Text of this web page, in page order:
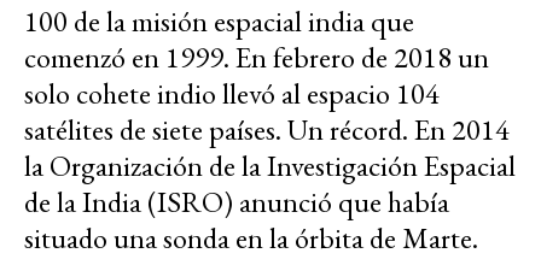
100 de la misión espacial india que
comenzó en 1999. En febrero de 2018 un
solo cohete indio llevó al espacio 104
satélites de siete países. Un récord. En 2014
la Organización de la Investigación Espacial
de la India (ISRO) anunció que había
situado una sonda en la órbita de Marte.